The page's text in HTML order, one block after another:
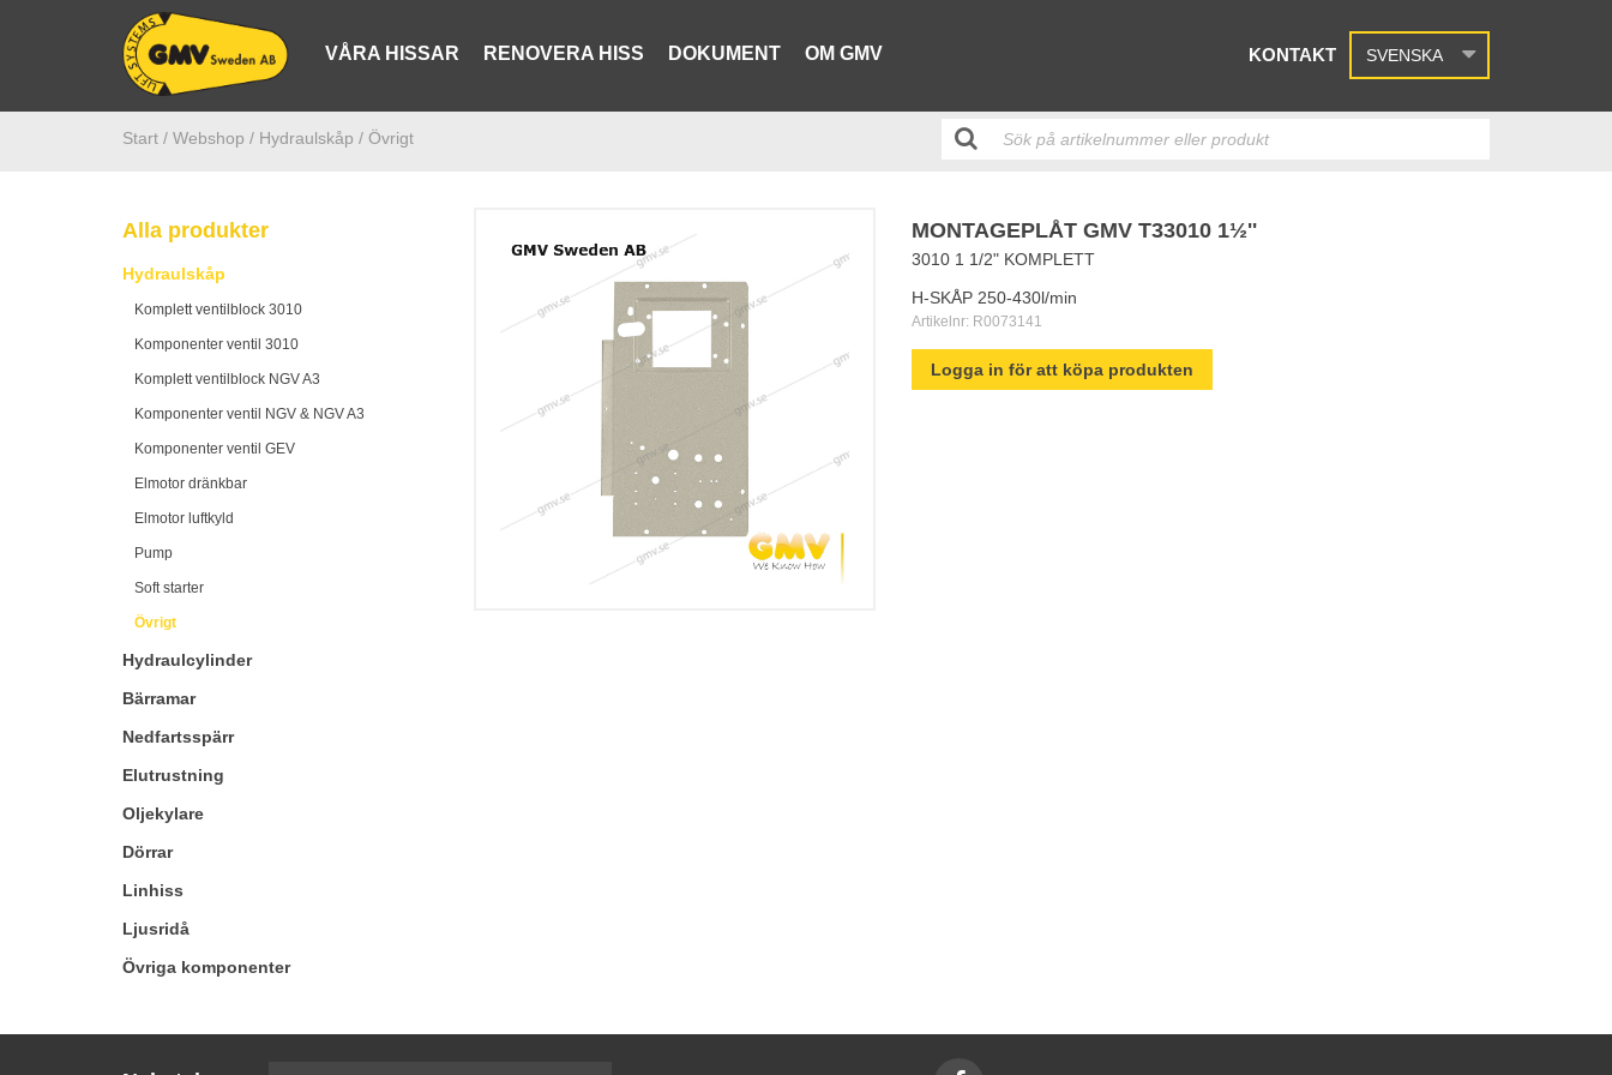
VÅRA HISSAR RENOVERA HISS DOKUMENT OM GMV KONTAKT SVENSKA
Start / Webshop / Hydraulskåp / Övrigt
Alla produkter
Hydraulskåp
Komplett ventilblock 3010
Komponenter ventil 3010
Komplett ventilblock NGV A3
Komponenter ventil NGV & NGV A3
Komponenter ventil GEV
Elmotor dränkbar
Elmotor luftkyld
Pump
Soft starter
Övrigt
Hydraulcylinder
Bärramar
Nedfartsspärr
Elutrustning
Oljekylare
Dörrar
Linhiss
Ljusridå
Övriga komponenter
MONTAGEPLÅT GMV T33010 1½''
3010 1 1/2" KOMPLETT
H-SKÅP 250-430l/min
Artikelnr: R0073141
Logga in för att köpa produkten